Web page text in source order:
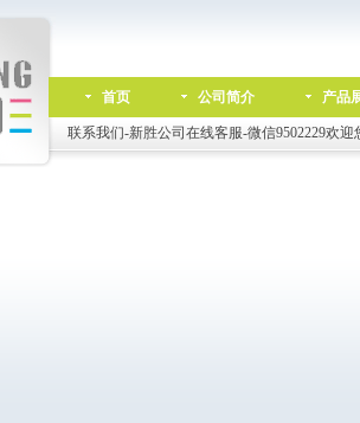
首页 公司简介 产品
联系我们-新胜公司在线客服-微信9502229欢迎